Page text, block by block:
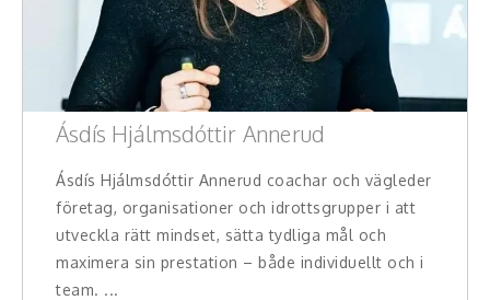
Ásdís Hjálmsdóttir Annerud
Ásdís Hjálmsdóttir Annerud coachar och vägleder
företag, organisationer och idrottsgrupper i att
utveckla rätt mindset, sätta tydliga mål och
maximera sin prestation – både individuellt och i
team. ...